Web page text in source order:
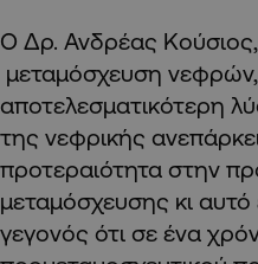
Ο Δρ. Ανδρέας
μεταμόσχευση
αποτελεσματικότερη
της νεφρικής
προτεραιότητα στην
μεταμόσχευσης κι αυτό
γεγονός ότι σε ένα